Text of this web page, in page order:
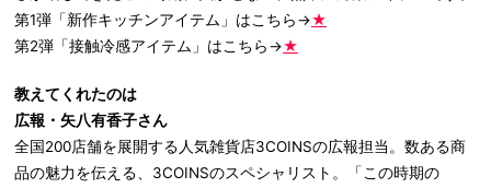
第1弾「新作キッチンアイテム」はこちら→★
第2弾「接触冷感アイテム」はこちら→★
教えてくれたのは
広報・矢八有香子さん
全国200店舗を展開する人気雑貨店3COINSの広報担当。数ある商
品の魅力を伝える、3COINSのスペシャリスト。「この時期の